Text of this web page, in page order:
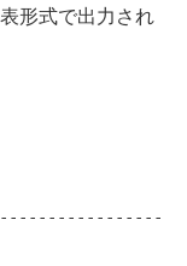
形式で出力され